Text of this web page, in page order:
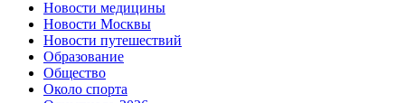
Новости медицины
Новости Москвы
Новости путешествий
Образование
Общество
Около спорта